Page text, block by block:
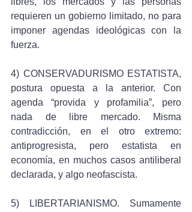
requieren un gobierno limitado, no para
imponer agendas ideológicas con la
fuerza.
4) CONSERVADURISMO ESTATISTA,
postura opuesta a la anterior. Con
agenda “provida y profamilia”, pero
nada de libre mercado. Misma
contradicción, en el otro extremo:
antiprogresista, pero estatista en
economía, en muchos casos antiliberal
declarada, y algo neofascista.
5) LIBERTARIANISMO. Sumamente